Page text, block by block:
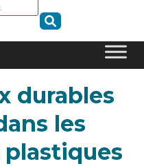
:
durables
les